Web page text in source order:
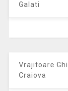
Galati
Vrajitoare
Craiova